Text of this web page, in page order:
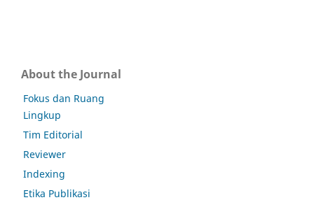
About the Journal
Fokus dan Ruang
Lingkup
Tim Editorial
Reviewer
Indexing
Etika Publikasi